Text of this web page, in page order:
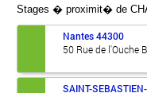
Stages � proximit� de
Nantes 44300
50 Rue de l'Ouche
SAINT-